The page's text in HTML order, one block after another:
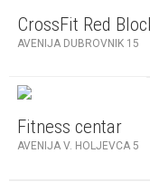
CrossFit Red
AVENIJA DUBROVNIK 15
Fitness centar
AVENIJA V. HOLJEVCA 5